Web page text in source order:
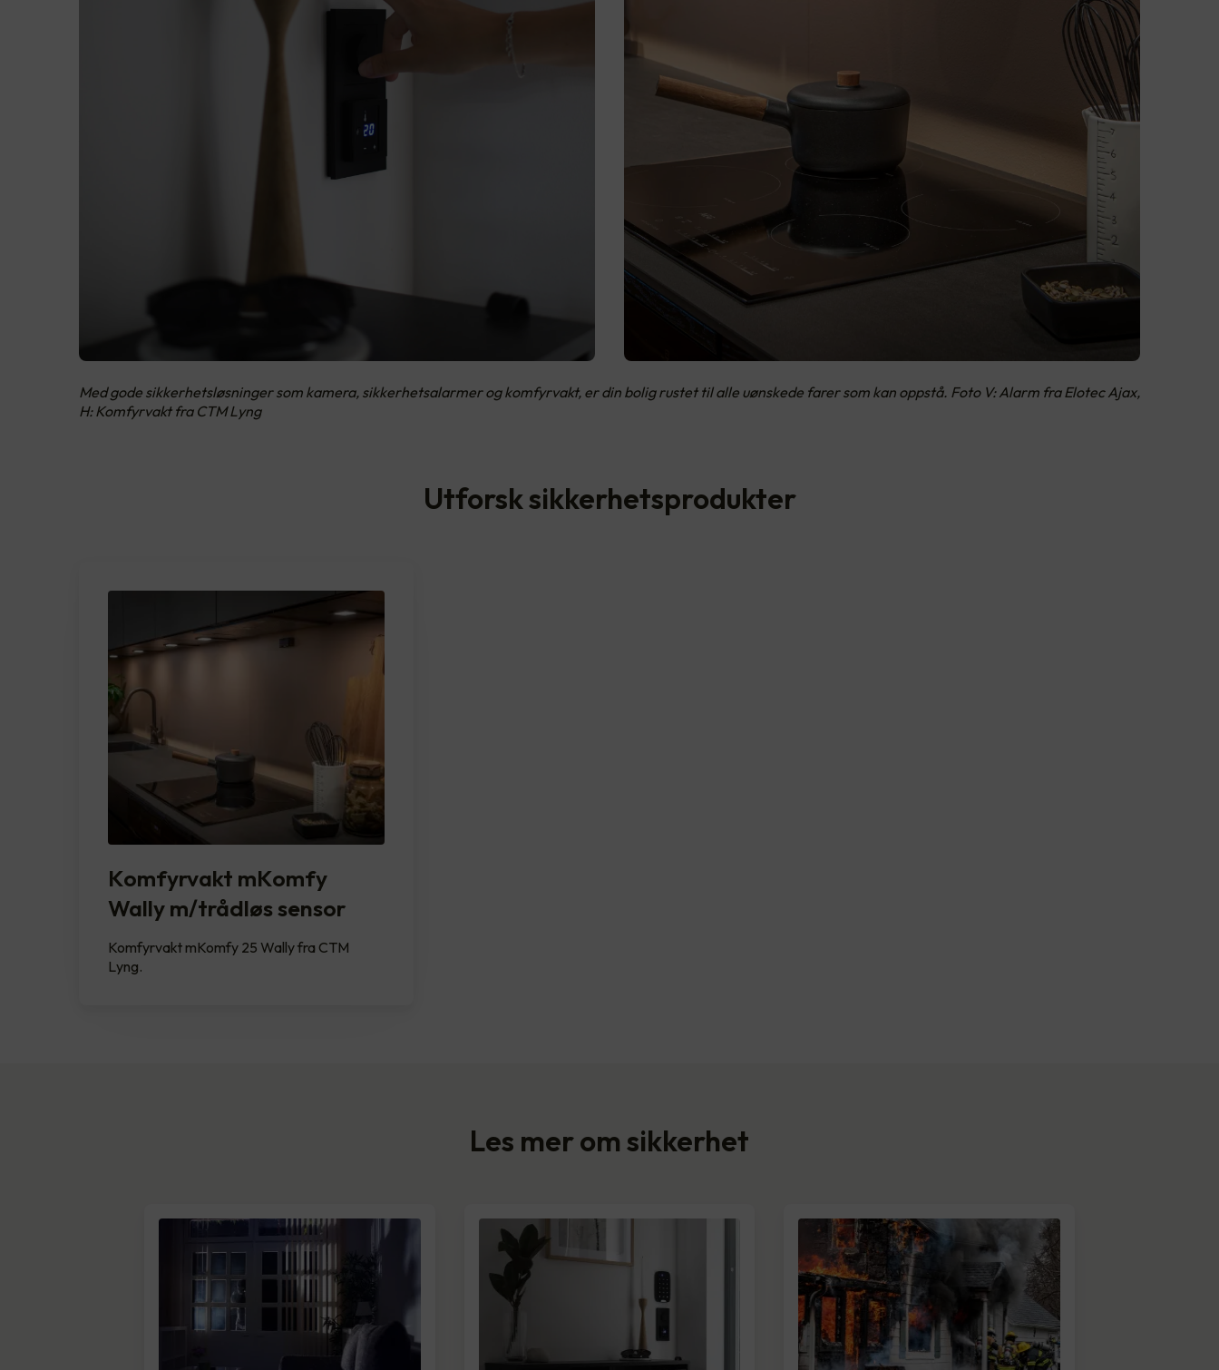
Med gode sikkerhetsløsninger som kamera, sikkerhetsalarmer og komfyrvakt, er din bolig rustet til alle uønskede farer som kan oppstå. Foto V: Alarm fra Elotec Ajax,
H: Komfyrvakt fra CTM Lyng
Utforsk sikkerhetsprodukter
Komfyrvakt mKomfy
Wally m/trådløs sensor
Komfyrvakt mKomfy 25 Wally fra CTM
Lyng.
Les mer om sikkerhet